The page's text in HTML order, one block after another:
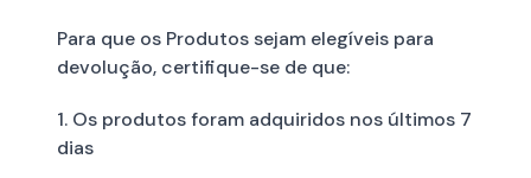
Para que os Produtos sejam elegíveis para
devolução, certifique-se de que:
1. Os produtos foram adquiridos nos últimos 7
dias